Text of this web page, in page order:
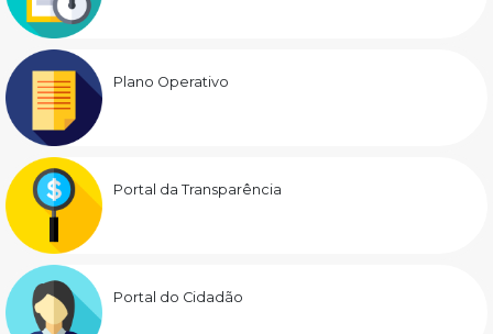
Plano Operativo
Portal da Transparência
Portal do Cidadão